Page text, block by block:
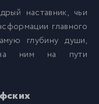
наставник, чьи
главного
глубину души,
за ним на пути